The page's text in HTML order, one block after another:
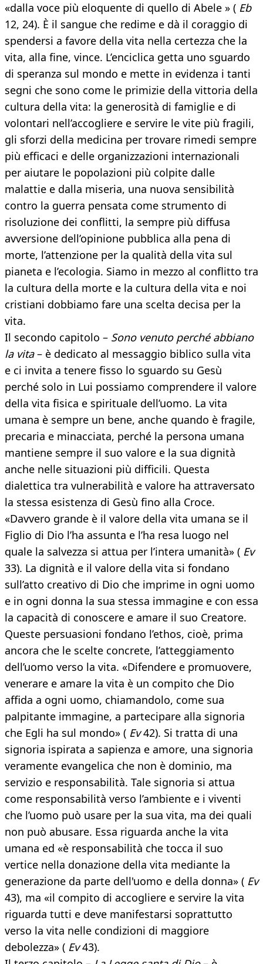
«dalla voce più eloquente di quello di Abele » ( Eb
12, 24). È il sangue che redime e dà il coraggio di
spendersi a favore della vita nella certezza che la
vita, alla fine, vince. L’enciclica getta uno sguardo
di speranza sul mondo e mette in evidenza i tanti
segni che sono come le primizie della vittoria della
cultura della vita: la generosità di famiglie e di
volontari nell’accogliere e servire le vite più fragili,
gli sforzi della medicina per trovare rimedi sempre
più efficaci e delle organizzazioni internazionali
per aiutare le popolazioni più colpite dalle
malattie e dalla miseria, una nuova sensibilità
contro la guerra pensata come strumento di
risoluzione dei conflitti, la sempre più diffusa
avversione dell’opinione pubblica alla pena di
morte, l’attenzione per la qualità della vita sul
pianeta e l’ecologia. Siamo in mezzo al conflitto tra
la cultura della morte e la cultura della vita e noi
cristiani dobbiamo fare una scelta decisa per la
vita.
Il secondo capitolo – Sono venuto perché abbiano
la vita– è dedicato al messaggio biblico sulla vita
e ci invita a tenere fisso lo sguardo su Gesù
perché solo in Lui possiamo comprendere il valore
della vita fisica e spirituale dell’uomo. La vita
umana è sempre un bene, anche quando è fragile,
precaria e minacciata, perché la persona umana
mantiene sempre il suo valore e la sua dignità
anche nelle situazioni più difficili. Questa
dialettica tra vulnerabilità e valore ha attraversato
la stessa esistenza di Gesù fino alla Croce.
«Davvero grande è il valore della vita umana se il
Figlio di Dio l’ha assunta e l’ha resa luogo nel
quale la salvezza si attua per l’intera umanità» ( Ev
33). La dignità e il valore della vita si fondano
sull’atto creativo di Dio che imprime in ogni uomo
e in ogni donna la sua stessa immagine e con essa
la capacità di conoscere e amare il suo Creatore.
Queste persuasioni fondano l’ethos, cioè, prima
ancora che le scelte concrete, l’atteggiamento
dell’uomo verso la vita. «Difendere e promuovere,
venerare e amare la vita è un compito che Dio
affida a ogni uomo, chiamandolo, come sua
palpitante immagine, a partecipare alla signoria
che Egli ha sul mondo» ( Ev42). Si tratta di una
signoria ispirata a sapienza e amore, una signoria
veramente evangelica che non è dominio, ma
servizio e responsabilità. Tale signoria si attua
come responsabilità verso l’ambiente e i viventi
che l’uomo può usare per la sua vita, ma dei quali
non può abusare. Essa riguarda anche la vita
umana ed «è responsabilità che tocca il suo
vertice nella donazione della vita mediante la
generazione da parte dell'uomo e della donna» ( Ev
43), ma «il compito di accogliere e servire la vita
riguarda tutti e deve manifestarsi soprattutto
verso la vita nelle condizioni di maggiore
debolezza» ( Ev43).